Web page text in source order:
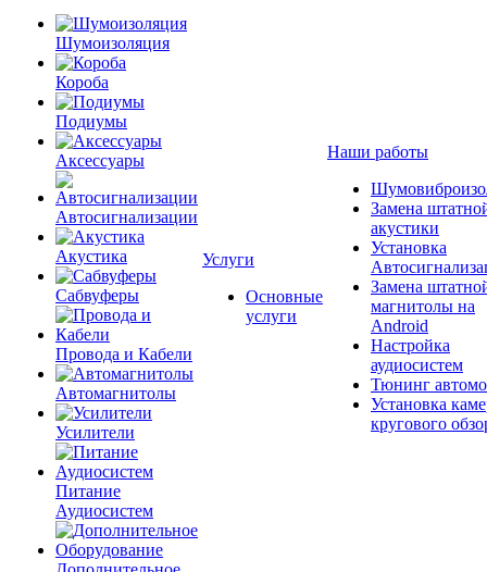
Шумоизоляция
Короба
Подиумы
Аксессуары
Автосигнализации
Акустика
Сабвуферы
Провода и Кабели
Автомагнитолы
Усилители
Питание
Аудиосистем
Услуги
Основные
услуги
Наши работы
Замена
акустики
Установка
Замена
магнитолы на
Android
Настройка
аудиосистем
Тюнинг
Установка
кругового